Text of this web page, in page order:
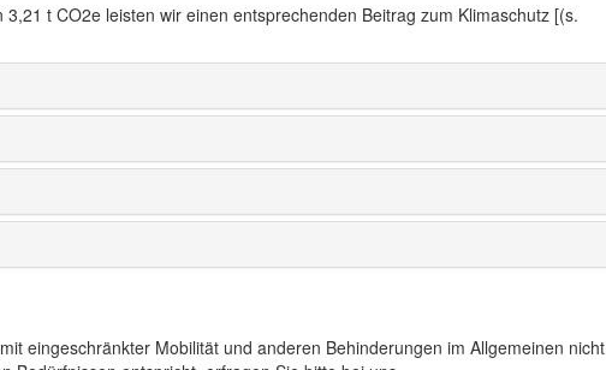
t CO2e leisten wir einen entsprechenden Beitrag zum Klimaschutz [(s.
eingeschränkter Mobilität und anderen Behinderungen im Allgemeinen nicht